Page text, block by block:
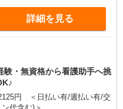
手当（月平均2回分）等、 毎
当を含みます。 ◎月給は
す。 ◎残業時は別途時間外手
詳細を見る
・無資格から看護助手へ挑
円 ＜日払い有/週払い有/交